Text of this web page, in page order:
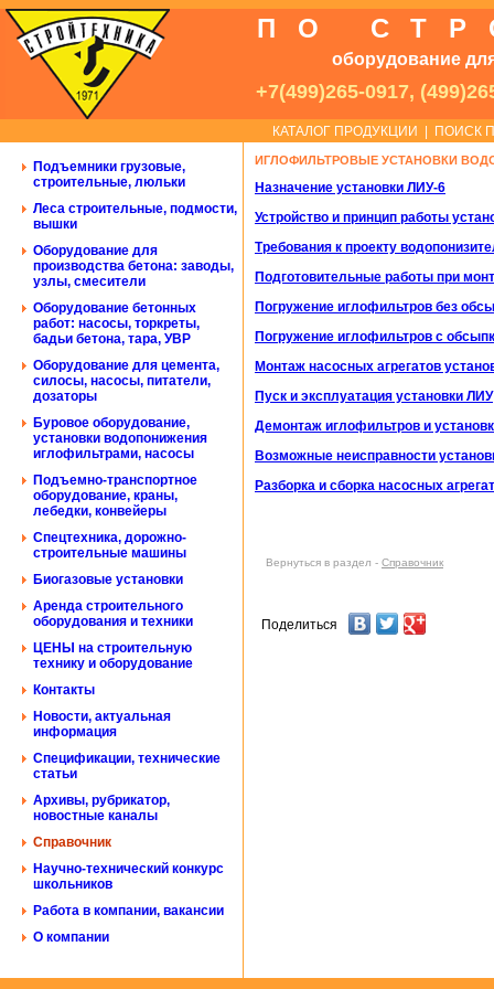
ПО
оборудование
+7(499)265-0917,
КАТАЛОГ ПРОДУКЦИИ ПОИСК
Подъемники грузовые,
строительные, люльки
Леса строительные, подмости,
вышки
Оборудование для
производства бетона: заводы,
узлы, смесители
Оборудование бетонных
работ: насосы, торкреты,
бадьи бетона, тара, УВР
Оборудование для цемента,
силосы, насосы, питатели,
дозаторы
Буровое оборудование,
установки водопонижения
иглофильтрами, насосы
Подъемно-транспортное
оборудование, краны,
лебедки, конвейеры
Спецтехника, дорожно-
строительные машины
Биогазовые установки
Аренда строительного
оборудования и техники
ЦЕНЫ на строительную
технику и оборудование
Контакты
Новости, актуальная
информация
Спецификации, технические
статьи
Архивы, рубрикатор,
новостные каналы
Справочник
Научно-технический конкурс
школьников
Работа в компании, вакансии
О компании
ИГЛОФИЛЬТРОВЫЕ УСТАНОВКИ
Назначение установки ЛИУ-6
Устройство и принцип работы
Требования к проекту
Подготовительные работы при
Погружение иглофильтров без
Погружение иглофильтров с
Монтаж насосных агрегатов
Пуск и эксплуатация установки ЛИУ
Демонтаж иглофильтров и
Возможные неисправности
Разборка и сборка насосных
Вернуться в раздел - Справочник
Поделиться